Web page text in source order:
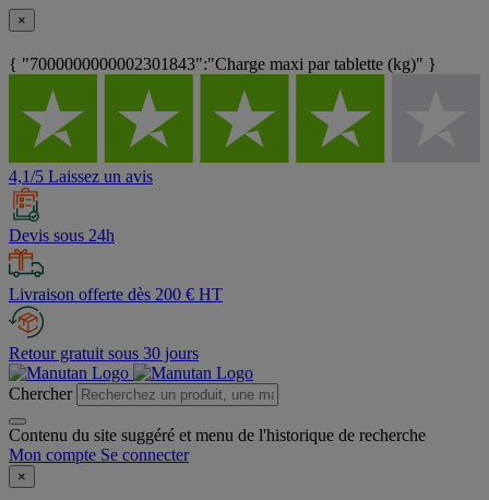
×
{ "7000000000002301843":"Charge maxi par tablette (kg)" }
4,1/5 Laissez un avis
Devis sous 24h
Livraison offerte dès 200 € HT
Retour gratuit sous 30 jours
Chercher
Contenu du site suggéré et menu de l'historique de recherche
Mon compte Se connecter
×